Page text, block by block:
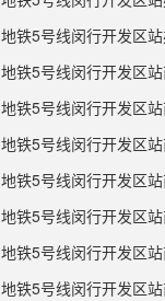
地铁5号线闵行开发区
地铁5号线闵行开发区站
地铁5号线闵行开发区
地铁5号线闵行开发区
地铁5号线闵行开发区
地铁5号线闵行开发区
地铁5号线闵行开发区
地铁5号线闵行开发区